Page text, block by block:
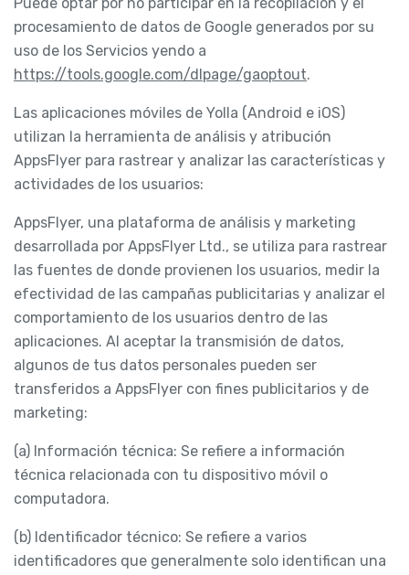
procesamiento de datos de Google generados por su
uso de los Servicios yendo a
https://tools.google.com/dlpage/gaoptout.
Las aplicaciones móviles de Yolla (Android e iOS)
utilizan la herramienta de análisis y atribución
AppsFlyer para rastrear y analizar las características y
actividades de los usuarios:
AppsFlyer, una plataforma de análisis y marketing
desarrollada por AppsFlyer Ltd., se utiliza para rastrear
las fuentes de donde provienen los usuarios, medir la
efectividad de las campañas publicitarias y analizar el
comportamiento de los usuarios dentro de las
aplicaciones. Al aceptar la transmisión de datos,
algunos de tus datos personales pueden ser
transferidos a AppsFlyer con fines publicitarios y de
marketing:
(a) Información técnica: Se refiere a información
técnica relacionada con tu dispositivo móvil o
computadora.
(b) Identificador técnico: Se refiere a varios
identificadores que generalmente solo identifican una